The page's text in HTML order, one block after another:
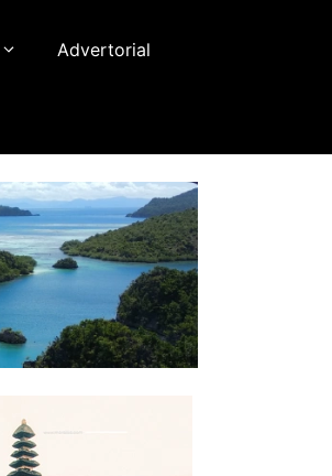
Advertorial